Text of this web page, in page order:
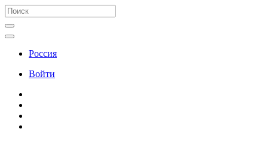
Россия
Войти